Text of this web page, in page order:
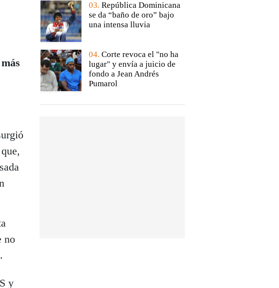
no
.
y
03. República Dominicana
se da “baño de oro” bajo
una intensa lluvia
04. Corte revoca el "no ha
lugar" y envía a juicio de
fondo a Jean Andrés
Pumarol